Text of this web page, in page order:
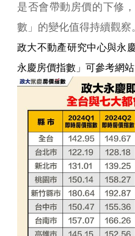
是否會帶動房價的下修
數」的變化值得持續觀察
政大不動產研究中心與永
永慶房價指數」可參考網